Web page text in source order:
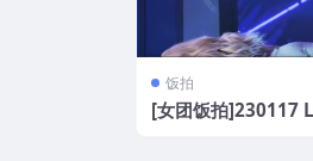
饭拍
[女团饭拍]230117